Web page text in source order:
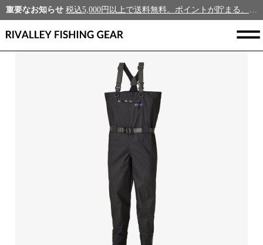
重要なお知らせ 税込5,000円以上で送料無料。ポイントが貯まる、新規会員募集中！